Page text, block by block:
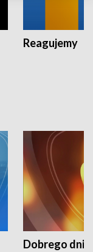
Reagujemy
Dobrego dnia